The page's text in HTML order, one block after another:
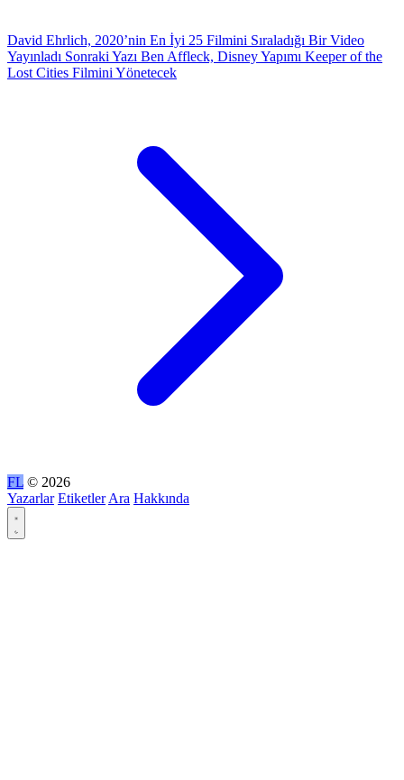
David Ehrlich, 2020’nin En İyi 25 Filmini Sıraladığı Bir Video
Yayınladı Sonraki Yazı Ben Affleck, Disney Yapımı Keeper of the
Lost Cities Filmini Yönetecek
FL © 2026
Yazarlar Etiketler Ara Hakkında